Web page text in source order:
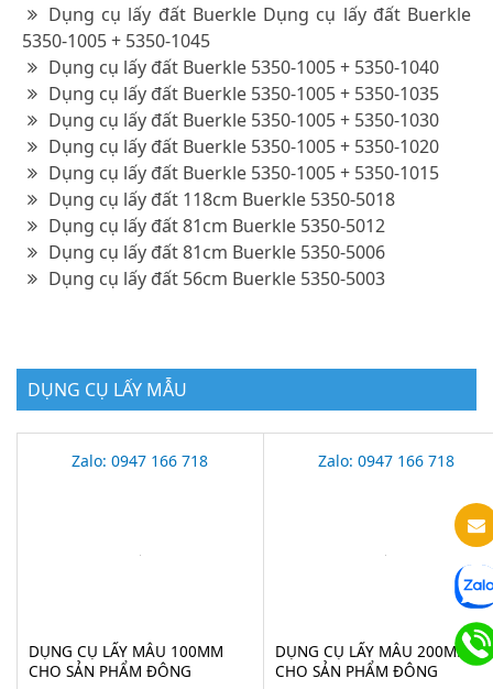
Dụng cụ lấy đất Buerkle Dụng cụ lấy đất Buerkle
5350-1005 + 5350-1045
Dụng cụ lấy đất Buerkle 5350-1005 + 5350-1040
Dụng cụ lấy đất Buerkle 5350-1005 + 5350-1035
Dụng cụ lấy đất Buerkle 5350-1005 + 5350-1030
Dụng cụ lấy đất Buerkle 5350-1005 + 5350-1020
Dụng cụ lấy đất Buerkle 5350-1005 + 5350-1015
Dụng cụ lấy đất 118cm Buerkle 5350-5018
Dụng cụ lấy đất 81cm Buerkle 5350-5012
Dụng cụ lấy đất 81cm Buerkle 5350-5006
Dụng cụ lấy đất 56cm Buerkle 5350-5003
DỤNG CỤ LẤY MẪU
Zalo: 0947 166 718
DỤNG CỤ LẤY MẪU 100MM
CHO SẢN PHẨM ĐÔNG
Zalo: 0947 166 718
DỤNG CỤ LẤY MẪU 200MM
CHO SẢN PHẨM ĐÔNG